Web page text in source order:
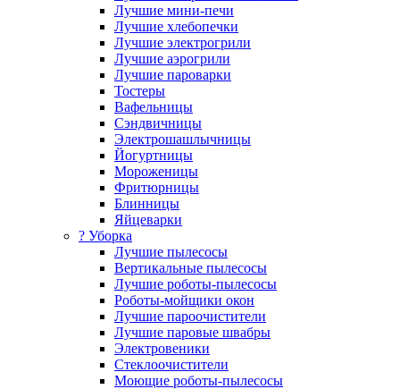
Лучшие мини-печи
Лучшие хлебопечки
Лучшие электрогрили
Лучшие аэрогрили
Лучшие пароварки
Тостеры
Вафельницы
Сэндвичницы
Электрошашлычницы
Йогуртницы
Мороженицы
Фритюрницы
Блинницы
Яйцеварки
? Уборка
Лучшие пылесосы
Вертикальные пылесосы
Лучшие роботы-пылесосы
Роботы-мойщики окон
Лучшие пароочистители
Лучшие паровые швабры
Электровеники
Стеклоочистители
Моющие роботы-пылесосы